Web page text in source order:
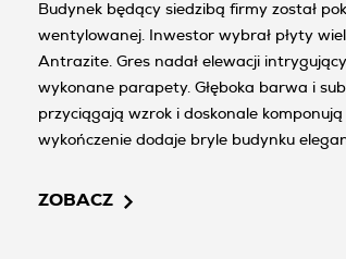
Budynek będący siedzibą firmy został
wentylowanej. Inwestor wybrał płyty
Antrazite. Gres nadał elewacji
wykonane parapety. Głęboka barwa i
przyciągają wzrok i doskonale
wykończenie dodaje bryle budynku
Subtelne szarości i grafity stanowią
ZOBACZ